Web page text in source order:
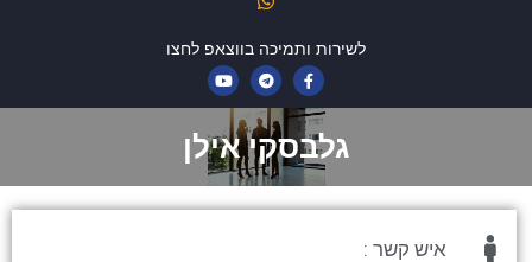
לשירות ותמיכה בווצאפ לחצו
גלבסקי אילן
איש קשר :